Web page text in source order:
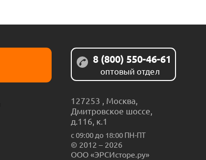
8 (800) 550-46-61
оптовый отдел
127253 , Москва,
Дмитровское шоссе,
д.116, к.1
с 09:00 до 18:00 ПН-ПТ
© 2012 – 2026
ООО «ЭРСИсторе.ру»